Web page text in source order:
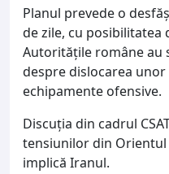
Planul prevede o
de zile, cu
Autoritățile române au
despre dislocarea
echipamente ofensive.
Discuția din cadrul
tensiunilor din
implică Iranul.